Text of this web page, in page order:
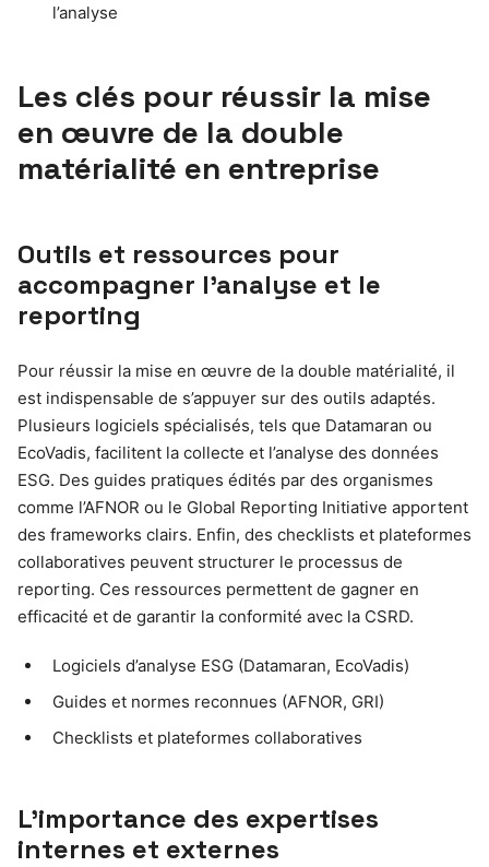
l’analyse
Les clés pour réussir la mise
en œuvre de la double
matérialité en entreprise
Outils et ressources pour
accompagner l’analyse et le
reporting
Pour réussir la mise en œuvre de la double matérialité, il
est indispensable de s’appuyer sur des outils adaptés.
Plusieurs logiciels spécialisés, tels que Datamaran ou
EcoVadis, facilitent la collecte et l’analyse des données
ESG. Des guides pratiques édités par des organismes
comme l’AFNOR ou le Global Reporting Initiative apportent
des frameworks clairs. Enfin, des checklists et plateformes
collaboratives peuvent structurer le processus de
reporting. Ces ressources permettent de gagner en
efficacité et de garantir la conformité avec la CSRD.
Logiciels d’analyse ESG (Datamaran, EcoVadis)
Guides et normes reconnues (AFNOR, GRI)
Checklists et plateformes collaboratives
L’importance des expertises
internes et externes